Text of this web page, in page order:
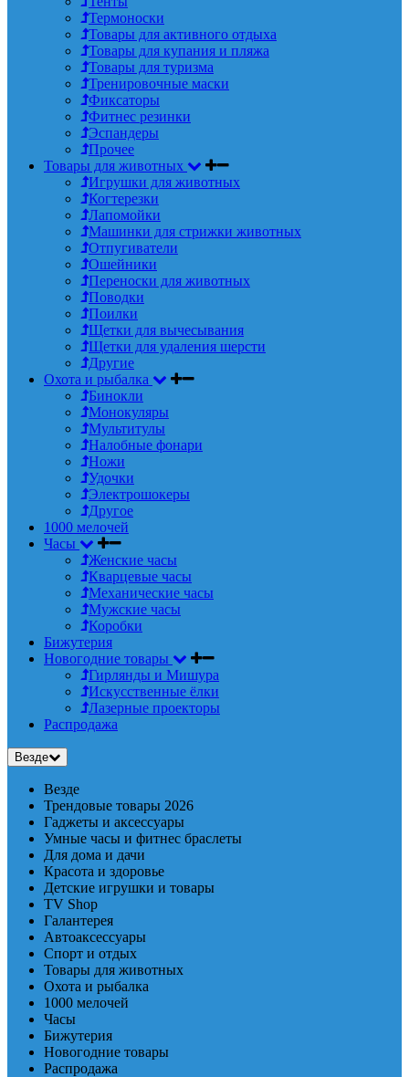
Термоноски
Товары для активного отдыха
Товары для купания и пляжа
Товары для туризма
Тренировочные маски
Фиксаторы
Фитнес резинки
Эспандеры
Прочее
Товары для животных
Игрушки для животных
Когтерезки
Лапомойки
Машинки для стрижки животных
Отпугиватели
Ошейники
Переноски для животных
Поводки
Поилки
Щетки для вычесывания
Щетки для удаления шерсти
Другие
Охота и рыбалка
Бинокли
Монокуляры
Мультитулы
Налобные фонари
Ножи
Удочки
Электрошокеры
Другое
1000 мелочей
Часы
Женские часы
Кварцевые часы
Механические часы
Мужские часы
Коробки
Бижутерия
Новогодние товары
Гирлянды и Мишура
Искусственные ёлки
Лазерные проекторы
Распродажа
Везде
Везде
Трендовые товары 2026
Гаджеты и аксессуары
Умные часы и фитнес браслеты
Для дома и дачи
Красота и здоровье
Детские игрушки и товары
TV Shop
Галантерея
Автоаксессуары
Спорт и отдых
Товары для животных
Охота и рыбалка
1000 мелочей
Часы
Бижутерия
Новогодние товары
Распродажа